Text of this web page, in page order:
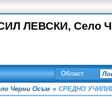
ЛЕВСКИ, Село
Област
Черни Осъм » СРЕДНО